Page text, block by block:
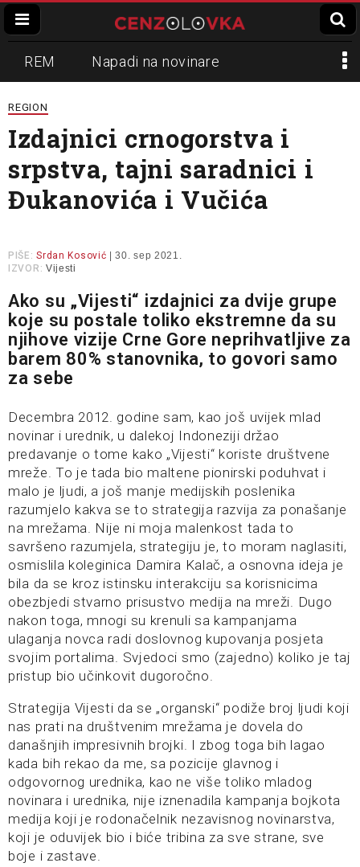
REM Napadi na novinare
Zvučni top
Propaganda Lokalni mediji
Informer Slavko Ćuruvija
REGION
Izdajnici crnogorstva i
srpstva, tajni saradnici i
Đukanovića i Vučića
PIŠE: Srdan Kosović | 30. sep 2021.
IZVOR: Vijesti
Ako su „Vijesti“ izdajnici za dvije grupe
koje su postale toliko ekstremne da su
njihove vizije Crne Gore neprihvatljive za
barem 80% stanovnika, to govori samo
za sebe
Decembra 2012. godine sam, kao još uvijek mlad
novinar i urednik, u dalekoj Indoneziji držao
predavanje o tome kako „Vijesti“ koriste društvene
mreže. To je tada bio maltene pionirski poduhvat i
malo je ljudi, a još manje medijskih poslenika
razumjelo kakva se to strategija razvija za ponašanje
na mrežama. Nije ni moja malenkost tada to
savršeno razumjela, strategiju je, to moram naglasiti,
osmislila koleginica Damira Kalač, a osnovna ideja je
bila da se kroz istinsku interakciju sa korisnicima
obezbjedi stvarno prisustvo medija na mreži. Dugo
nakon toga, mnogi su krenuli sa kampanjama
ulaganja novca radi doslovnog kupovanja posjeta
svojim portalima. Svjedoci smo (zajedno) koliko je taj
pristup bio učinkovit dugoročno.
Strategija Vijesti da se „organski“ podiže broj ljudi koji
nas prati na društvenim mrežama je dovela do
današnjih impresivnih brojki. I zbog toga bih lagao
kada bih rekao da me, sa pozicije glavnog i
odgovornog urednika, kao ne više toliko mladog
novinara i urednika, nije iznenadila kampanja bojkota
medija koji je rodonačelnik nezavisnog novinarstva,
koji je oduvijek bio i biće tribina za sve strane, sve
boje i zastave.